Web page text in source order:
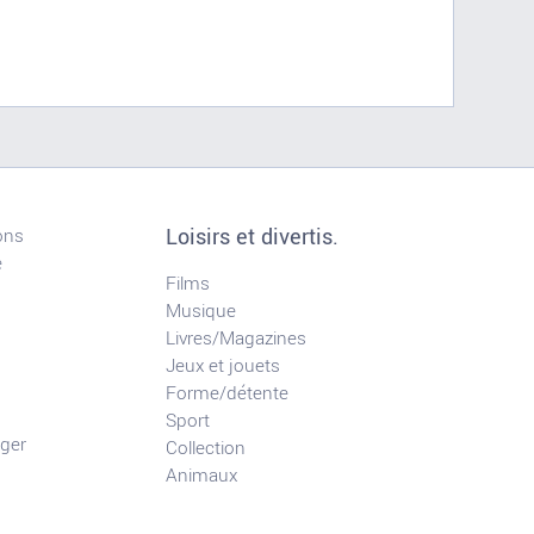
Loisirs et divertis.
Films
Musique
Livres/Magazines
Jeux et jouets
Forme/détente
Sport
Collection
Animaux